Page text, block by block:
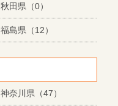
秋田県（0）
福島県（12）
神奈川県（47）